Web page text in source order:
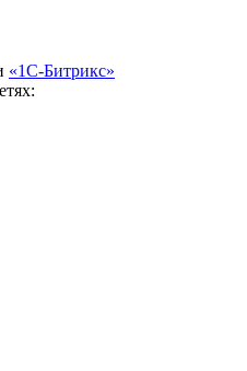
«1С-Битрикс»